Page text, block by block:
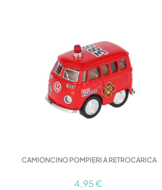
CAMIONCINO POMPIERI A RETROCARICA
4,95 €